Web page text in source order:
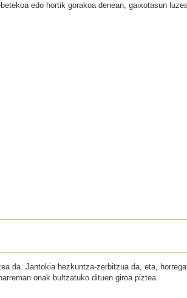
edo hortik gorakoa denean, gaixotasun
da. Jantokia hezkuntza-zerbitzua da, eta,
onak bultzatuko dituen giroa piztea.